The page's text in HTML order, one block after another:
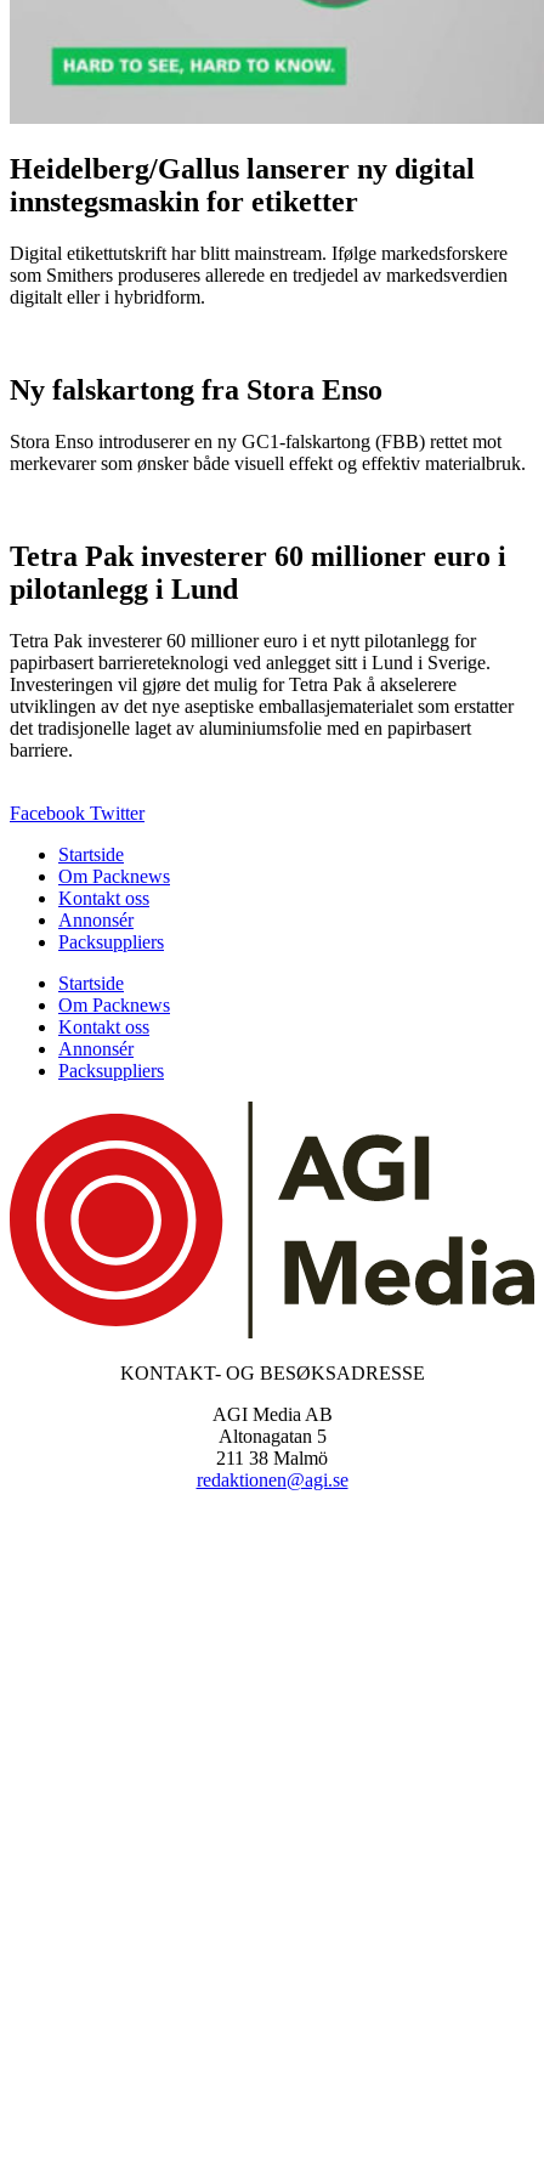
Heidelberg/Gallus lanserer ny digital
innstegsmaskin for etiketter
Digital etikettutskrift har blitt mainstream. Ifølge markedsforskere
som Smithers produseres allerede en tredjedel av markedsverdien
digitalt eller i hybridform.
Ny falskartong fra Stora Enso
Stora Enso introduserer en ny GC1-falskartong (FBB) rettet mot
merkevarer som ønsker både visuell effekt og effektiv materialbruk.
Tetra Pak investerer 60 millioner euro i
pilotanlegg i Lund
Tetra Pak investerer 60 millioner euro i et nytt pilotanlegg for
papirbasert barriereteknologi ved anlegget sitt i Lund i Sverige.
Investeringen vil gjøre det mulig for Tetra Pak å akselerere
utviklingen av det nye aseptiske emballasjematerialet som erstatter
det tradisjonelle laget av aluminiumsfolie med en papirbasert
barriere.
Facebook Twitter
Startside
Om Packnews
Kontakt oss
Annonsér
Packsuppliers
Startside
Om Packnews
Kontakt oss
Annonsér
Packsuppliers
KONTAKT- OG BESØKSADRESSE
AGI Media AB
Altonagatan 5
211 38 Malmö
redaktionen@agi.se